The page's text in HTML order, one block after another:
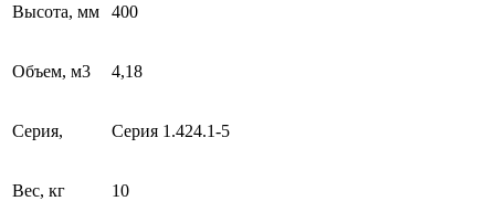
Высота, мм 400
Объем, м3 4,18
Серия, Серия 1.424.1-5
Вес, кг 10